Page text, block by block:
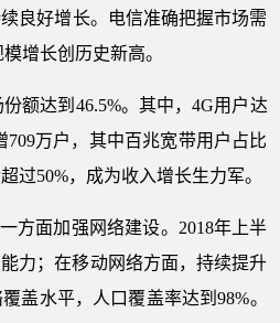
良好增长。电信准确把握市场需
增长创历史新高。
额达到46.5%。其中，4G用户达
万户，其中百兆宽带用户占比
过50%，成为收入增长生力军。
方面加强网络建设。2018年上半
力；在移动网络方面，持续提升
盖水平，人口覆盖率达到98%。